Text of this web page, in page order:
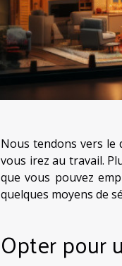
Nous tendons vers le
vous irez au travail.
que vous pouvez
quelques moyens de
Opter pour